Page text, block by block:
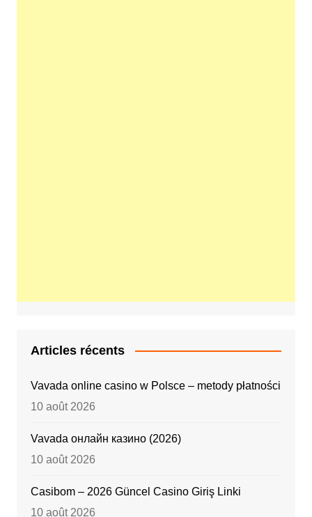
Articles récents
Vavada online casino w Polsce – metody płatności
10 août 2026
Vavada онлайн казино (2026)
10 août 2026
Casibom – 2026 Güncel Casino Giriş Linki
10 août 2026